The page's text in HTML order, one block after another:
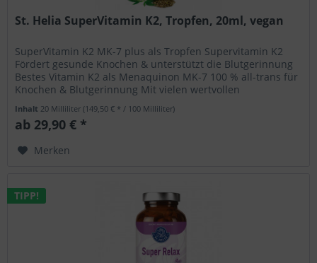
St. Helia SuperVitamin K2, Tropfen, 20ml, vegan
SuperVitamin K2 MK-7 plus als Tropfen Supervitamin K2
Fördert gesunde Knochen & unterstützt die Blutgerinnung
Bestes Vitamin K2 als Menaquinon MK-7 100 % all-trans für
Knochen & Blutgerinnung Mit vielen wertvollen
Inhalt 20 Milliliter(149,50 € * / 100 Milliliter)
ab 29,90 € *
Merken
TIPP!